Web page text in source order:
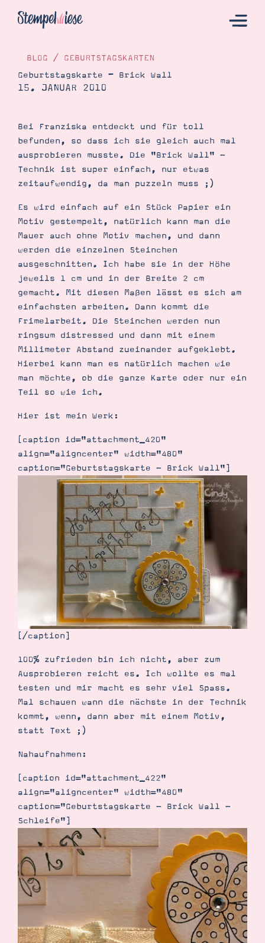
Katalog
Bestellen
Kontakt
Angebote
Demonstrator werden
Gutscheine
Produkte erklärt
Über mich
Über Stampin’ Up!
Impressum Datenschutz
BLOG / GEBURTSTAGSKARTEN
Geburtstagskarte – Brick Wall
15. JANUAR 2010
Bei Franziska entdeckt und für toll
befunden, so dass ich sie gleich auch mal
ausprobieren musste. Die "Brick Wall" -
Technik ist super einfach, nur etwas
zeitaufwendig, da man puzzeln muss ;)
Es wird einfach auf ein Stück Papier ein
Motiv gestempelt, natürlich kann man die
Mauer auch ohne Motiv machen, und dann
werden die einzelnen Steinchen
ausgeschnitten. Ich habe sie in der Höhe
jeweils 1 cm und in der Breite 2 cm
gemacht. Mit diesen Maßen lässt es sich am
einfachsten arbeiten. Dann kommt die
Frimelarbeit. Die Steinchen werden nun
ringsum distressed und dann mit einem
Millimeter Abstand zueinander aufgeklebt.
Hierbei kann man es natürlich machen wie
man möchte, ob die ganze Karte oder nur ein
Teil so wie ich.
Hier ist mein Werk:
[caption id="attachment_420"
align="aligncenter" width="480"
caption="Geburtstagskarte - Brick Wall"]
[/caption]
100% zufrieden bin ich nicht, aber zum
Ausprobieren reicht es. Ich wollte es mal
testen und mir macht es sehr viel Spass.
Mal schauen wann die nächste in der Technik
kommt, wenn, dann aber mit einem Motiv,
statt Text ;)
Nahaufnahmen:
[caption id="attachment_422"
align="aligncenter" width="480"
caption="Geburtstagskarte - Brick Wall -
Schleife"]